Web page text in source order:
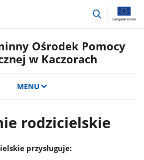
przejdź
Ośrodek Pomocy
w Kaczorach
MENU
rodzicielskie
przysługuje: